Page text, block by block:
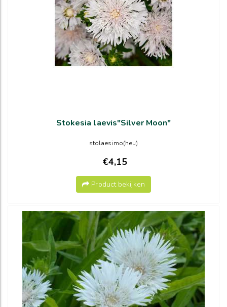
Stokesia laevis"Silver Moon"
stolaesimo(heu)
€4,15
Product bekijken